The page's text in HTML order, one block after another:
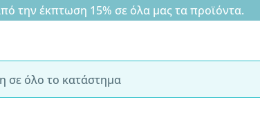
έκπτωση 15% σε όλα μας τα προϊόντα.